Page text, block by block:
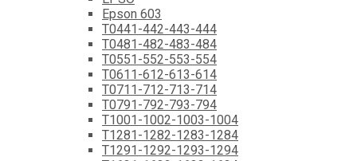
Epson 603
T0441-442-443-444
T0481-482-483-484
T0551-552-553-554
T0611-612-613-614
T0711-712-713-714
T0791-792-793-794
T1001-1002-1003-1004
T1281-1282-1283-1284
T1291-1292-1293-1294